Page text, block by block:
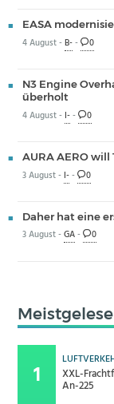
EASA
4 August -B-- 0
N3 Engine
überholt
4 August - I-- 0
AURA AERO will
3 August - I-- 0
Daher hat eine
3 August -GA- 0
XXL-
An-225